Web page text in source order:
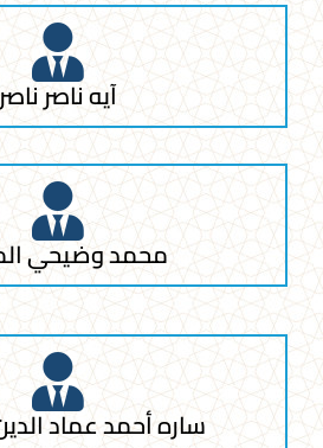
آيه ناصر ناصر
محمد وضيحي
ساره أحمد عماد